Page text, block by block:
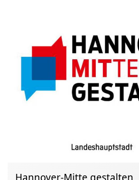
Hannover-Mitte gestalten